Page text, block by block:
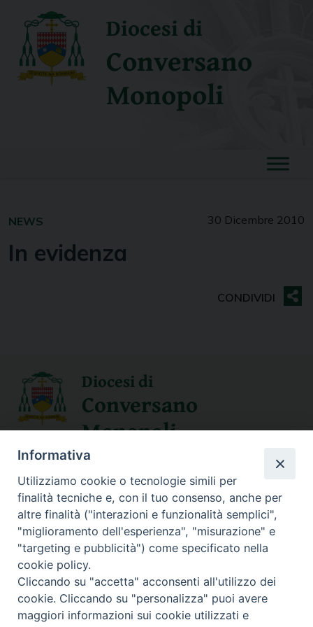
content
Diocesi di
Conversano
Monopoli
30 Dicembre 2010
NEWS
In evidenza
Diocesi di
Conversano
Monopoli
SEGUICI SU
Contatti
Sede Curia
70014 CONVERSANO (BA) – Via San Benedetto, 1
E-mail: curia@conversano.chiesacattolica.it
Informativa
Utilizziamo cookie o tecnologie simili per
finalità tecniche e, con il tuo consenso, anche per
altre finalità ("interazioni e funzionalità semplici",
"miglioramento dell'esperienza", "misurazione" e
"targeting e pubblicità") come specificato nella
cookie policy.
Cliccando su "accetta" acconsenti all'utilizzo dei
cookie. Cliccando su "personalizza" puoi avere
maggiori informazioni sui cookie utilizzati e